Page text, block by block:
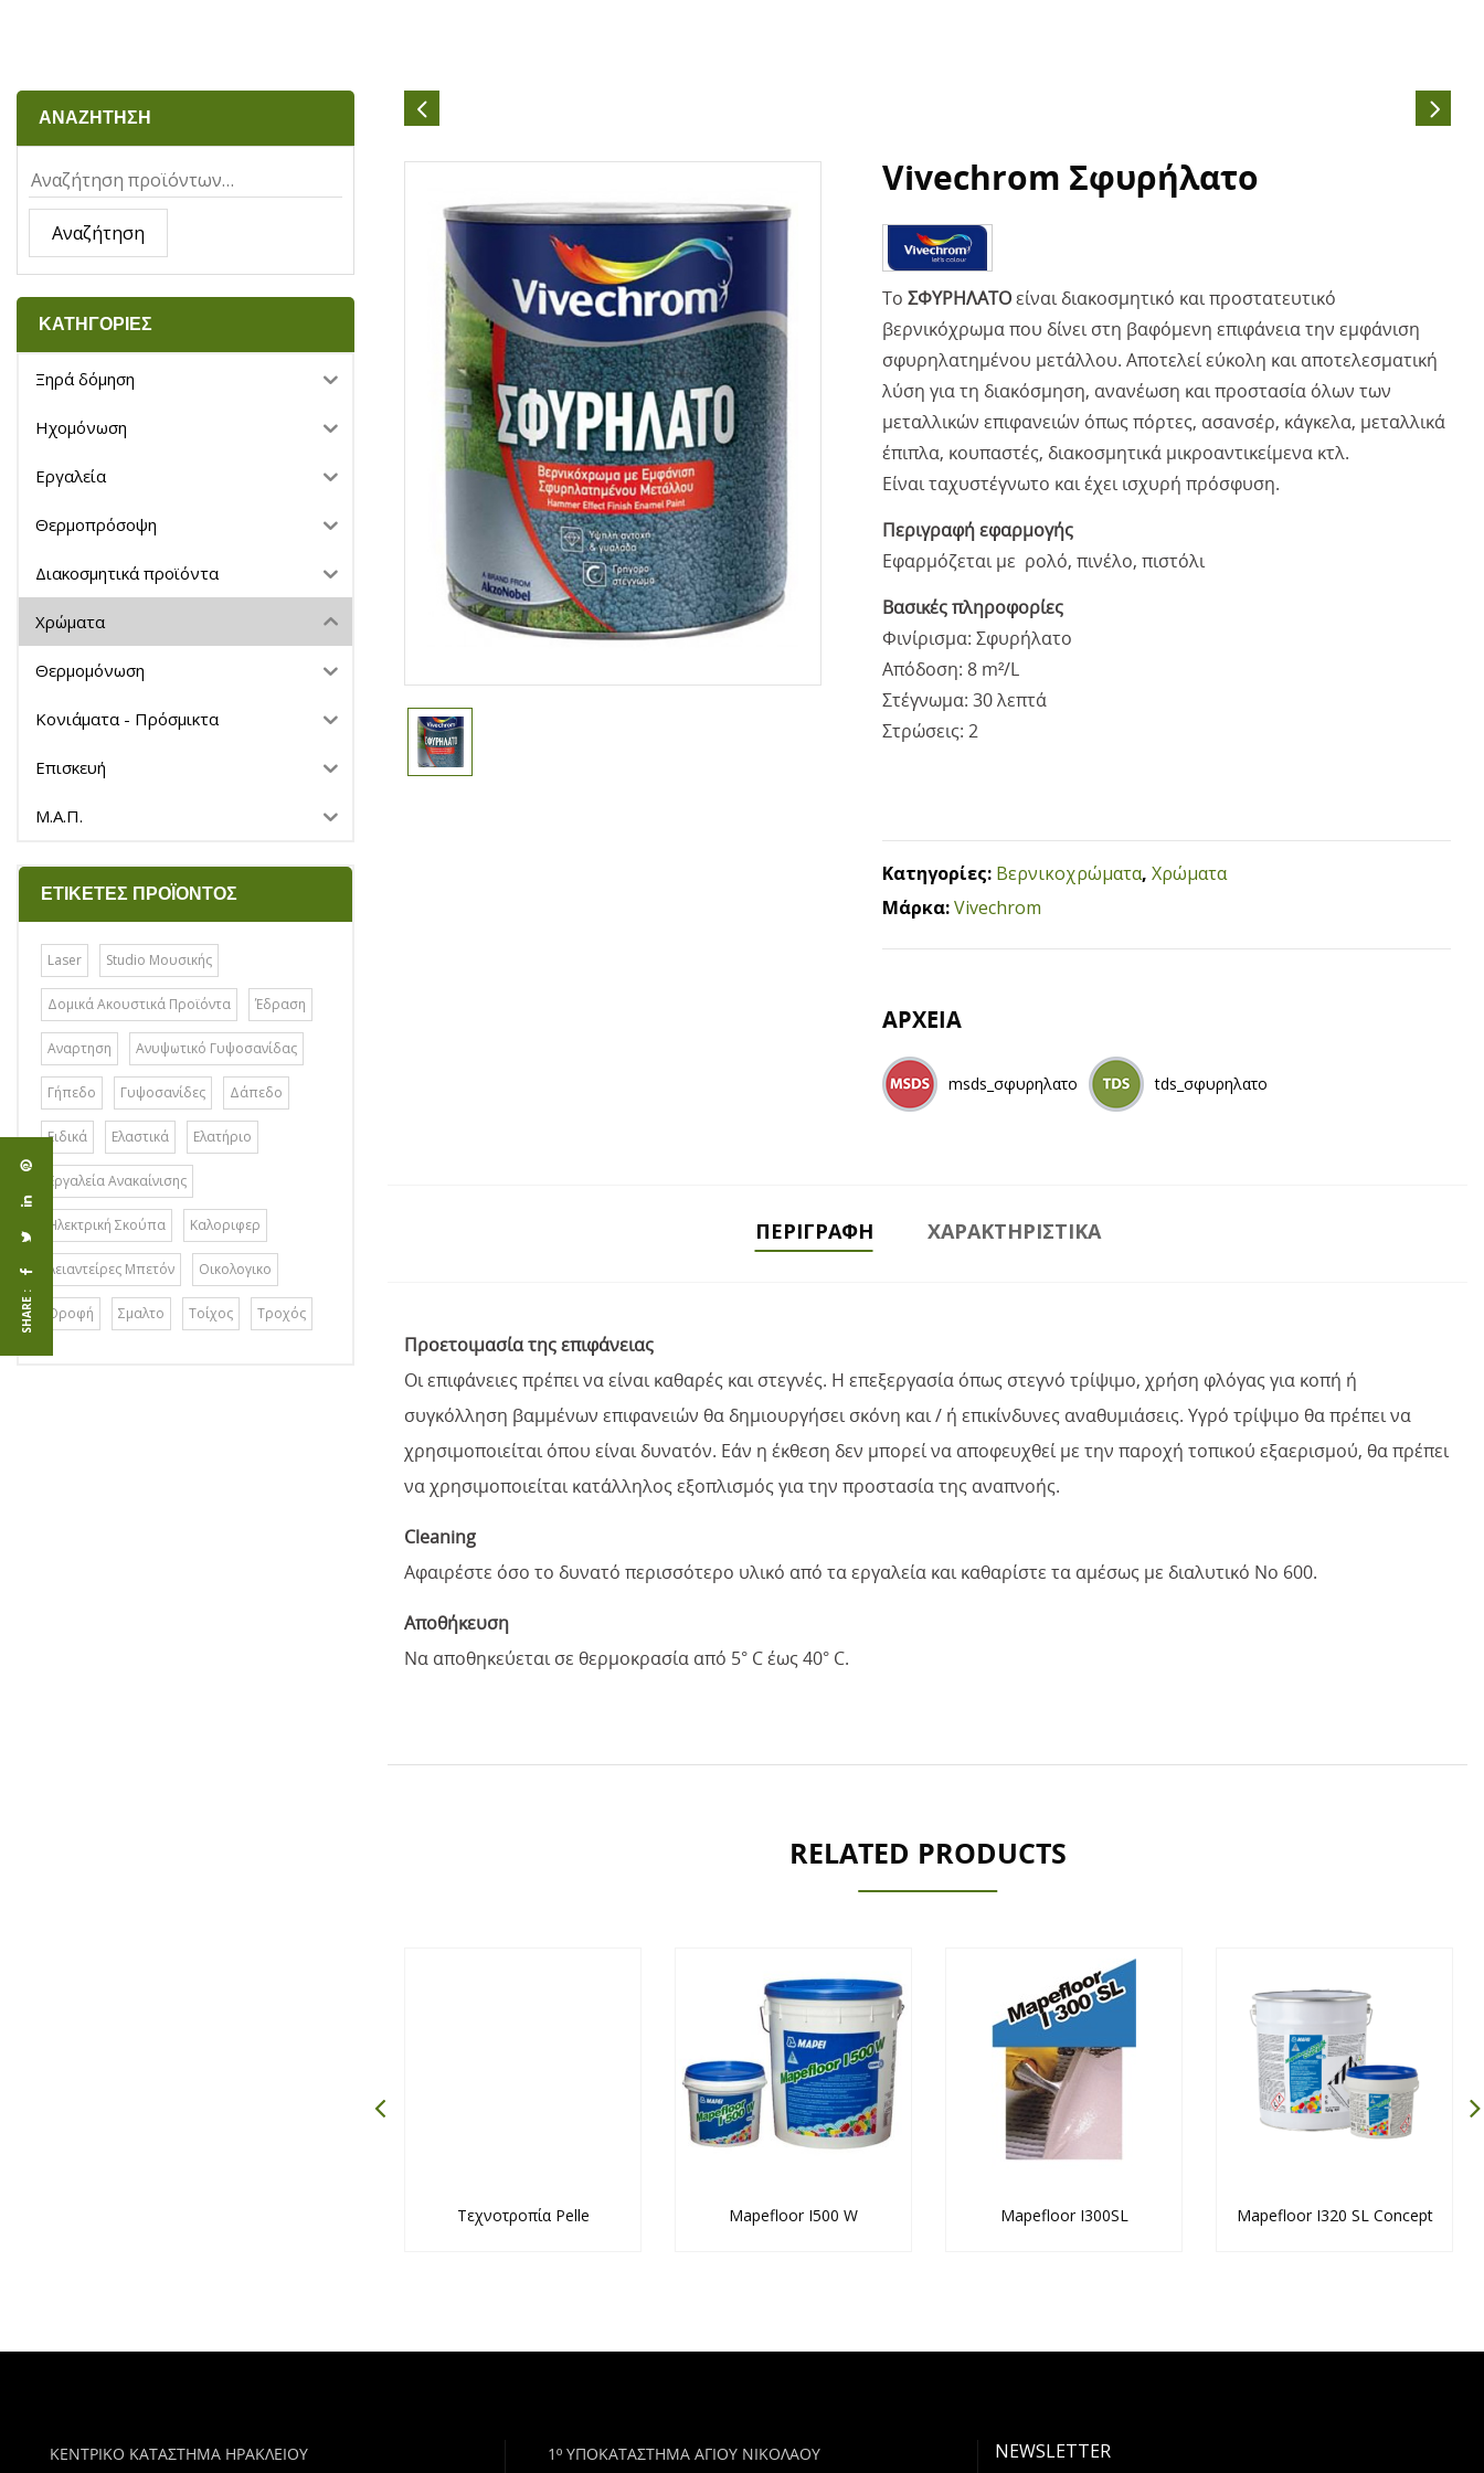
ΑΝΑΖΗΤΗΣΗ
Αναζήτηση
ΚΑΤΗΓΟΡΙΕΣ
Ξηρά δόμηση
Ηχομόνωση
Εργαλεία
Θερμοπρόσοψη
Διακοσμητικά προϊόντα
Χρώματα
Θερμομόνωση
Κονιάματα - Πρόσμικτα
Επισκευή
Μ.Α.Π.
ΕΤΙΚΈΤΕΣ ΠΡΟΪΌΝΤΟΣ
Laser Studio Μουσικής
Δομικά Ακουστικά Προϊόντα Έδραση
Αναρτηση Ανυψωτικό Γυψοσανίδας
Γήπεδο Γυψοσανίδες Δάπεδο
Ειδικά Ελαστικά Ελατήριο
Εργαλεία Ανακαίνισης
Ηλεκτρική Σκούπα Καλοριφερ
Λειαντείρες Μπετόν Οικολογικο
Οροφή Σμαλτο Τοίχος Τροχός
Vivechrom Σφυρήλατο
Το ΣΦΥΡΗΛΑΤΟείναι διακοσμητικό και προστατευτικό
βερνικόχρωμα που δίνει στη βαφόμενη επιφάνεια την εμφάνιση
σφυρηλατημένου μετάλλου. Αποτελεί εύκολη και αποτελεσματική
λύση για τη διακόσμηση, ανανέωση και προστασία όλων των
μεταλλικών επιφανειών όπως πόρτες, ασανσέρ, κάγκελα, μεταλλικά
έπιπλα, κουπαστές, διακοσμητικά μικροαντικείμενα κτλ.
Είναι ταχυστέγνωτο και έχει ισχυρή πρόσφυση.
Περιγραφή εφαρμογής
Εφαρμόζεται με ρολό, πινέλο, πιστόλι
Βασικές πληροφορίες
Φινίρισμα: Σφυρήλατο
Απόδοση: 8 m²/L
Στέγνωμα: 30 λεπτά
Στρώσεις: 2
Κατηγορίες: Βερνικοχρώματα, Χρώματα
Μάρκα:Vivechrom
ΑΡΧΕΙΑ
msds_σφυρηλατο tds_σφυρηλατο
ΠΕΡΙΓΡΑΦΉ ΧΑΡΑΚΤΗΡΙΣΤΙΚΆ
Προετοιμασία της επιφάνειας
Οι επιφάνειες πρέπει να είναι καθαρές και στεγνές. Η επεξεργασία όπως στεγνό τρίψιμο, χρήση φλόγας για κοπή ή
συγκόλληση βαμμένων επιφανειών θα δημιουργήσει σκόνη και / ή επικίνδυνες αναθυμιάσεις. Υγρό τρίψιμο θα πρέπει να
χρησιμοποιείται όπου είναι δυνατόν. Εάν η έκθεση δεν μπορεί να αποφευχθεί με την παροχή τοπικού εξαερισμού, θα πρέπει
να χρησιμοποιείται κατάλληλος εξοπλισμός για την προστασία της αναπνοής.
Cleaning
Αφαιρέστε όσο το δυνατό περισσότερο υλικό από τα εργαλεία και καθαρίστε τα αμέσως με διαλυτικό Νο 600.
Αποθήκευση
Να αποθηκεύεται σε θερμοκρασία από 5° C έως 40° C.
SHARE :
RELATED PRODUCTS
Τεχνοτροπία Pelle Mapefloor I500 W Mapefloor I300SL Mapefloor I320 SL Concept
ΚΕΝΤΡΙΚΟ ΚΑΤΑΣΤΗΜΑ ΗΡΑΚΛΕΙΟΥ
1º ΥΠΟΚΑΤΑΣΤΗΜΑ ΑΓΙΟΥ ΝΙΚΟΛΑΟΥ
NEWSLETTER